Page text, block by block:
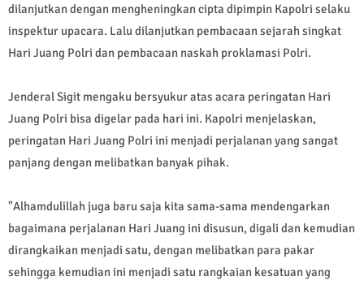
dilanjutkan dengan mengheningkan cipta dipimpin Kapolri selaku
inspektur upacara. Lalu dilanjutkan pembacaan sejarah singkat
Hari Juang Polri dan pembacaan naskah proklamasi Polri.
Jenderal Sigit mengaku bersyukur atas acara peringatan Hari
Juang Polri bisa digelar pada hari ini. Kapolri menjelaskan,
peringatan Hari Juang Polri ini menjadi perjalanan yang sangat
panjang dengan melibatkan banyak pihak.
"Alhamdulillah juga baru saja kita sama-sama mendengarkan
bagaimana perjalanan Hari Juang ini disusun, digali dan kemudian
dirangkaikan menjadi satu, dengan melibatkan para pakar
sehingga kemudian ini menjadi satu rangkaian kesatuan yang